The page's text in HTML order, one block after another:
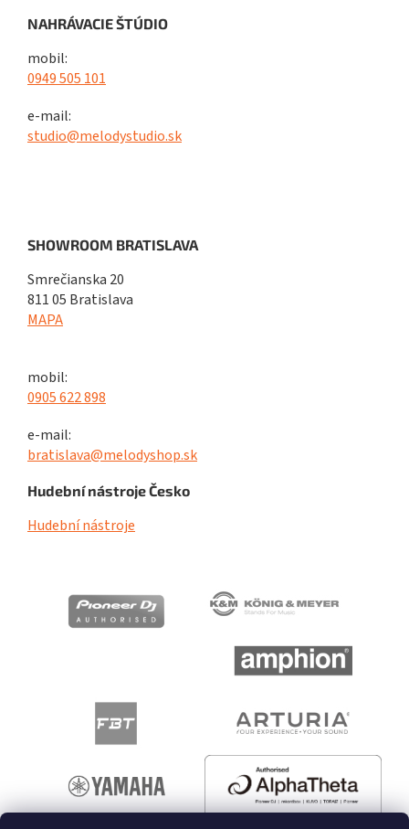
NAHRÁVACIE ŠTÚDIO
mobil:
0949 505 101
e-mail:
studio@melodystudio.sk
SHOWROOM BRATISLAVA
Smrečianska 20
811 05 Bratislava
MAPA
mobil:
0905 622 898
e-mail:
bratislava@melodyshop.sk
Hudební nástroje Česko
Hudební nástroje